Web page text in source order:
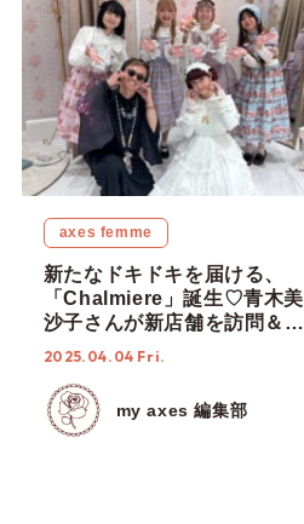
axes femme
新たなドキドキを届ける、
「Chalmiere」誕生♡青木美
沙子さんが新店舗を訪問＆大
阪に待望の単独店舗OPEN！
2025.04.04 Fri.
my axes 編集部